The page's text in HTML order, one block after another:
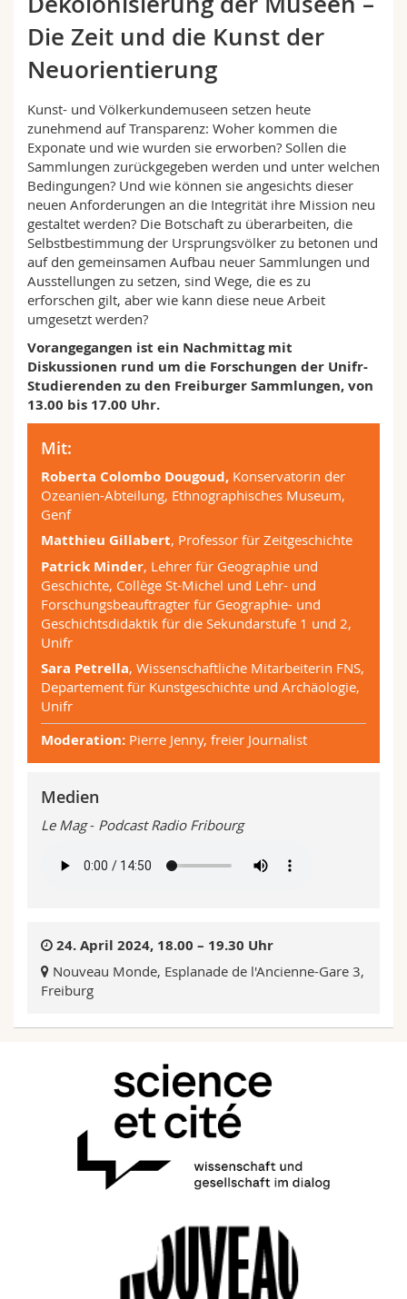
Math.-Nat. und Med. Fak.
Interfakultär
Mitarbeitende
Doktorierende
Webmail
Vorlesungsverzeichnis
MyUnifr
Die Zeit und die Kunst der
Neuorientierung
Kunst- und Völkerkundemuseen setzen heute
zunehmend auf Transparenz: Woher kommen die
Exponate und wie wurden sie erworben? Sollen die
Sammlungen zurückgegeben werden und unter welchen
Bedingungen? Und wie können sie angesichts dieser
neuen Anforderungen an die Integrität ihre Mission neu
gestaltet werden? Die Botschaft zu überarbeiten, die
Selbstbestimmung der Ursprungsvölker zu betonen und
auf den gemeinsamen Aufbau neuer Sammlungen und
Ausstellungen zu setzen, sind Wege, die es zu
erforschen gilt, aber wie kann diese neue Arbeit
umgesetzt werden?
Vorangegangen ist ein Nachmittag mit
Diskussionen rund um die Forschungen der Unifr-
Studierenden zu den Freiburger Sammlungen, von
13.00 bis 17.00 Uhr.
Mit:
Roberta Colombo Dougoud, Konservatorin der
Ozeanien-Abteilung, Ethnographisches Museum,
Genf
Matthieu Gillabert, Professor für Zeitgeschichte
Patrick Minder, Lehrer für Geographie und
Geschichte, Collège St-Michel und Lehr- und
Forschungsbeauftragter für Geographie- und
Geschichtsdidaktik für die Sekundarstufe 1 und 2,
Unifr
Sara Petrella, Wissenschaftliche Mitarbeiterin FNS,
Departement für Kunstgeschichte und Archäologie,
Unifr
Moderation: Pierre Jenny, freier Journalist
Medien
Le Mag- Podcast Radio Fribourg
24. April 2024, 18.00 – 19.30 Uhr
Nouveau Monde, Esplanade de l'Ancienne-Gare 3,
Freiburg